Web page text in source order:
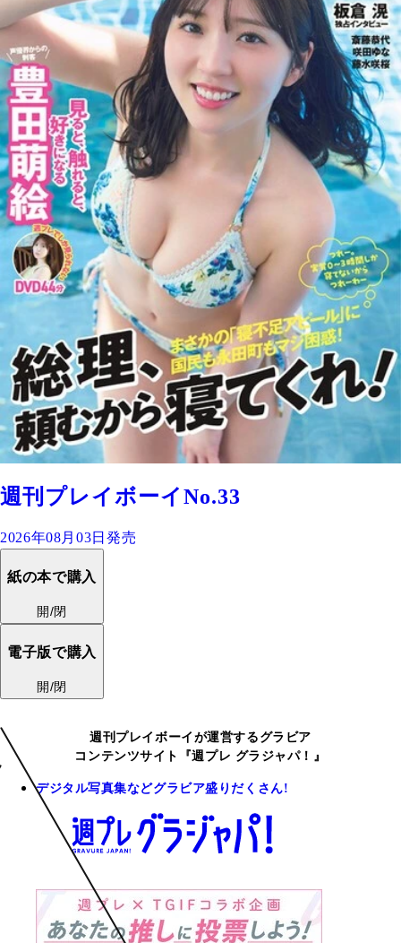
週刊プレイボーイNo.33
2026年08月03日発売
紙の本で購入
開/閉
電子版で購入
開/閉
週刊プレイボーイが運営するグラビア
コンテンツサイト『週プレ グラジャパ！』
デジタル写真集などグラビア盛りだくさん!